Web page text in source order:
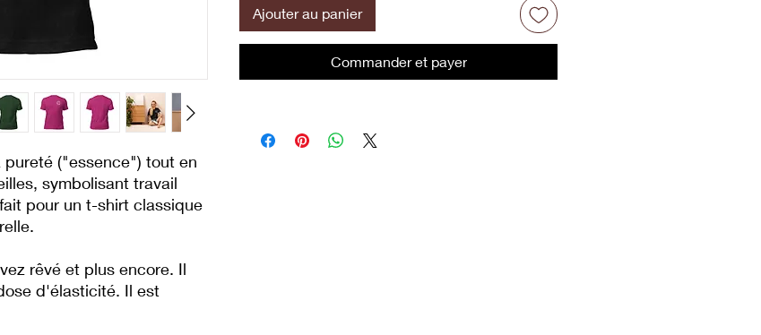
("essence") tout en
symbolisant travail
pour un t-shirt classique
rêvé et plus encore. Il
d'élasticité. Il est
Ajouter au panier
Commander et payer